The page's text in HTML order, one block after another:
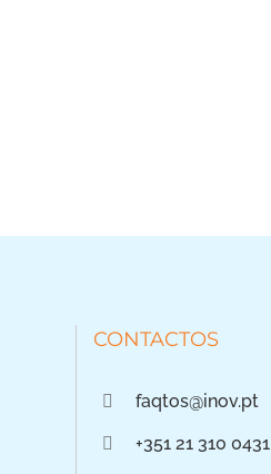
CONTACTOS
faqtos@inov.pt
+351 21 310 0431